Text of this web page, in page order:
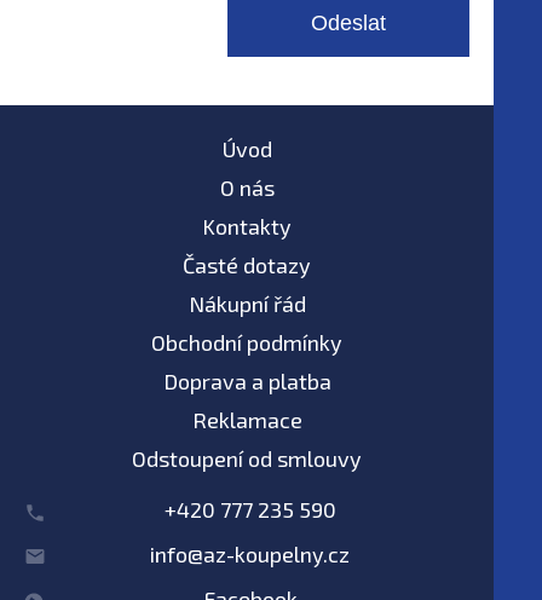
Odeslat
Úvod
O nás
Kontakty
Časté dotazy
Nákupní řád
Obchodní podmínky
Doprava a platba
Reklamace
Odstoupení od smlouvy
+420 777 235 590
info@az-koupelny.cz